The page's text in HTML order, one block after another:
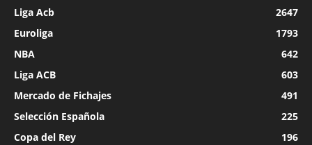
Liga Acb
2647
Euroliga
1793
NBA
642
Liga ACB
603
Mercado de Fichajes
491
Selección Española
225
Copa del Rey
196